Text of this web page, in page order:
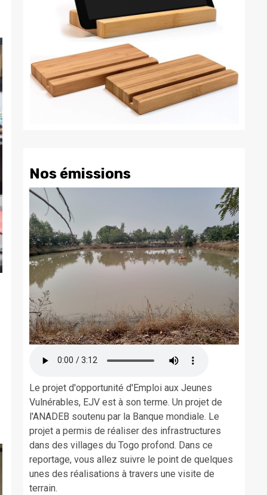
Nos émissions
Le projet d'opportunité d'Emploi aux Jeunes
Vulnérables, EJV est à son terme. Un projet de
l'ANADEB soutenu par la Banque mondiale. Le
projet a permis de réaliser des infrastructures
dans des villages du Togo profond. Dans ce
reportage, vous allez suivre le point de quelques
unes des réalisations à travers une visite de
terrain.